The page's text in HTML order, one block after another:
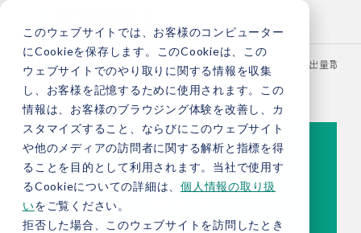
このウェブサイトでは、お客様のコンピューター
にCookieを保存します。このCookieは、この
ウェブサイトでのやり取りに関する情報を収集
し、お客様を記憶するために使用されます。この
情報は、お客様のブラウジング体験を改善し、カ
スタマイズすること、ならびにこのウェブサイト
や他のメディアの訪問者に関する解析と指標を得
ることを目的として利用されます。当社で使用す
るCookieについての詳細は、 個人情報の取り扱
いをご覧ください。
拒否した場合、このウェブサイトを訪問したとき
TOP お役立ち情報 ブログ 【総研ブログ】日本の排出量取引